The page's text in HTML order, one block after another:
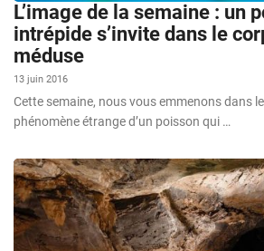
L’image de la semaine : un
intrépide s’invite dans le
méduse
13 juin 2016
Cette semaine, nous vous emmenons dans
phénomène étrange d’un poisson qui …